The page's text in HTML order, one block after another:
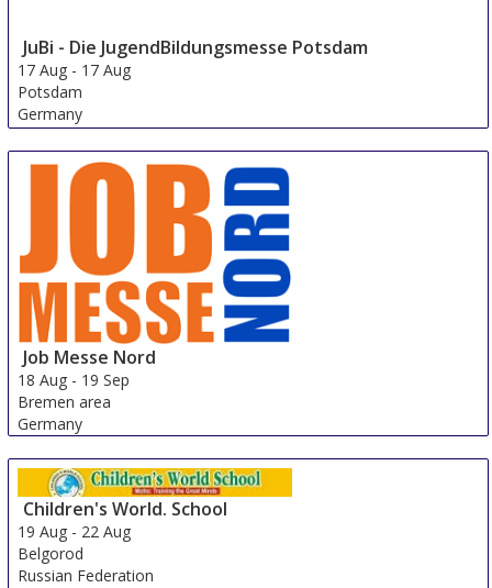
JuBi - Die JugendBildungsmesse Potsdam
17 Aug - 17 Aug
Potsdam
Germany
Job Messe Nord
18 Aug - 19 Sep
Bremen area
Germany
Children's World. School
19 Aug - 22 Aug
Belgorod
Russian Federation